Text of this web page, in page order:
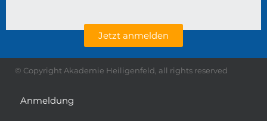
Jetzt anmelden
© Copyright Akademie Heiligenfeld, all rights reserved
Anmeldung